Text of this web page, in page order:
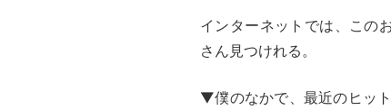
インターネットでは、この
さん見つけれる。
▼僕のなかで、最近のヒッ